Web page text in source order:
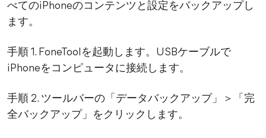
べてのiPhoneのコンテンツと設定をバックアップし
ます。
手順 1. FoneToolを起動します。USBケーブルで
iPhoneをコンピュータに接続します。
手順 2. ツールバーの「データバックアップ」＞「完
全バックアップ」をクリックします。